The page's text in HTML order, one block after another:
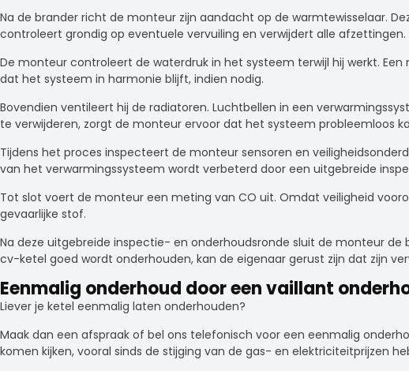
Na de brander richt de monteur zijn aandacht op de warmtewisselaar.
controleert grondig op eventuele vervuiling en verwijdert alle
De monteur controleert de waterdruk in het systeem terwijl hij werkt.
dat het systeem in harmonie blijft, indien nodig.
Bovendien ventileert hij de radiatoren. Luchtbellen in een
te verwijderen, zorgt de monteur ervoor dat het systeem probleemloos
Tijdens het proces inspecteert de monteur sensoren en
van het verwarmingssysteem wordt verbeterd door een uitgebreide
Tot slot voert de monteur een meting van CO uit. Omdat veiligheid
gevaarlijke stof.
Na deze uitgebreide inspectie- en onderhoudsronde sluit de monteur
cv-ketel goed wordt onderhouden, kan de eigenaar gerust zijn dat zijn
Eenmalig onderhoud door een vaillant
Liever je ketel eenmalig laten onderhouden?
Maak dan een afspraak of bel ons telefonisch voor een eenmalig
komen kijken, vooral sinds de stijging van de gas- en elektriciteitprijzen